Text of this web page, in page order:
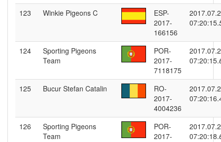
123 Winkie Pigeons C
ESP-
2017-
166156
07:20:15.
124
Sporting Pigeons
Team
POR-
2017-
7118175
07:20:15.
125 Bucur Stefan Catalin
RO-
2017-
4004236
07:20:16.
126
Sporting Pigeons
Team
POR-
2017-
07:20:18.